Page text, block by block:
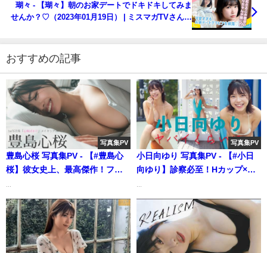
瑚々 - 【瑚々】朝のお家デートでドキドキしてみま
せんか？♡（2023年01月19日） | ミスマガTVさんよ
おすすめの記事
写真集PV
豊島心桜 写真集PV - 【#豊島心
桜】彼女史上、最高傑作！ファ
グラジャパ！ならメイキングム
ービー付き!! Cocoro
Toyoshima（2025年03月21日）
| 週プレChannel【集英社 週刊プ
写真集PV
小日向ゆり 写真集PV - 【#小日
向ゆり】診察必至！Hカップ×超
ル写真集『ヤバイくらいに』好
評発売中！ Yuri
Kohinata（2025年02月12日） |
週プレChannel【集英社 週刊プ